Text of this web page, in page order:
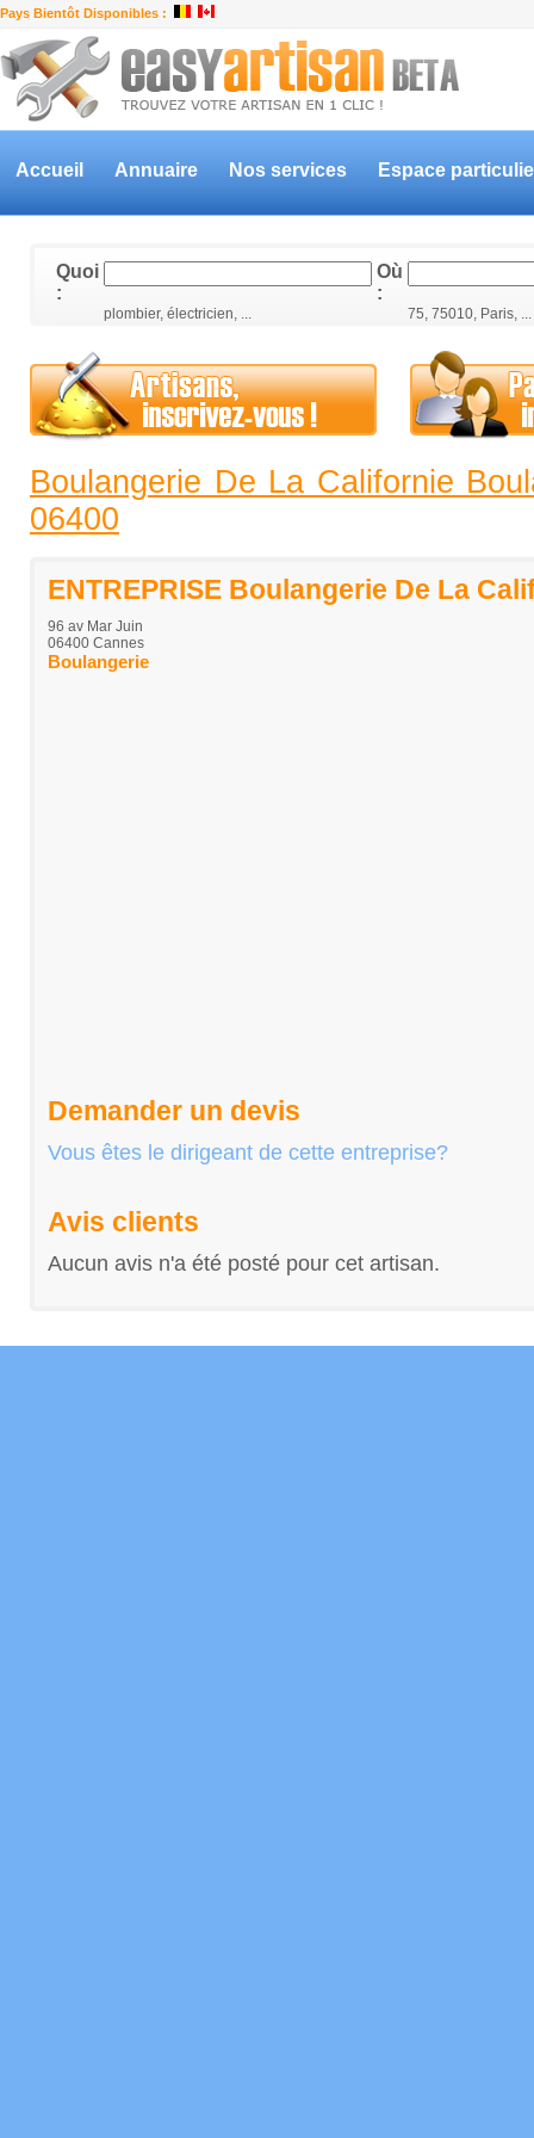
Pays Bientôt Disponibles :
Accueil Annuaire Nos services Espace
Quoi
:
Où
:
plombier, électricien, ... 75, 75010, Paris, ...
Boulangerie De La Californie
06400
ENTREPRISE Boulangerie De La
96 av Mar Juin
06400 Cannes
Boulangerie
Demander un devis
Vous êtes le dirigeant de cette entreprise?
Avis clients
Aucun avis n'a été posté pour cet artisan.